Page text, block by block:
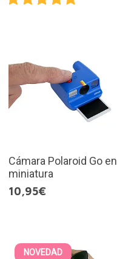
Cámara Polaroid Go en
miniatura
10,95€
NOVEDAD